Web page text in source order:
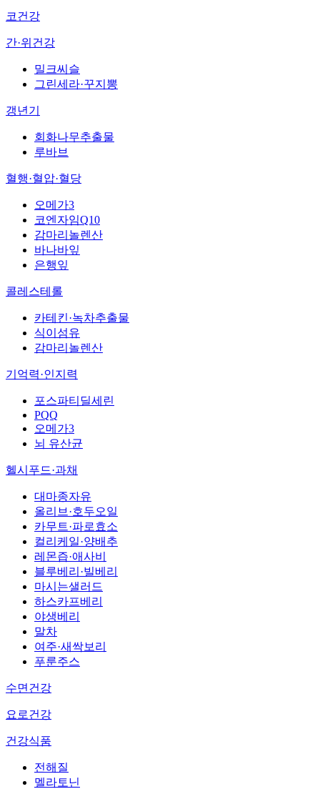
코건강
간·위건강
밀크씨슬
그린세라·꾸지뽕
갱년기
회화나무추출물
루바브
혈행·혈압·혈당
오메가3
코엔자임Q10
감마리놀렌산
바나바잎
은행잎
콜레스테롤
카테킨·녹차추출물
식이섬유
감마리놀렌산
기억력·인지력
포스파티딜세린
PQQ
오메가3
뇌 유산균
헬시푸드·과채
대마종자유
올리브·호두오일
카무트·파로효소
컬리케일·양배추
레몬즙·애사비
블루베리·빌베리
마시는샐러드
하스카프베리
야생베리
말차
여주·새싹보리
푸룬주스
수면건강
요로건강
건강식품
전해질
멜라토닌